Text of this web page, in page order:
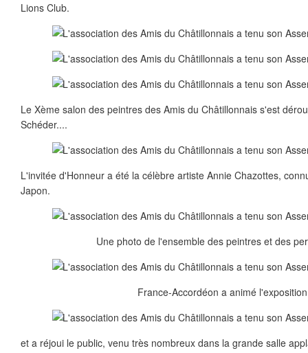
Lions Club.
Le Xème salon des peintres des Amis du Châtillonnais s'est
Schéder....
L'invitée d'Honneur a été la célèbre artiste Annie Chazottes,
Japon.
Une photo de l'ensemble des peintres et des
France-Accordéon a animé
et a réjoui le public, venu très nombreux dans la grande salle